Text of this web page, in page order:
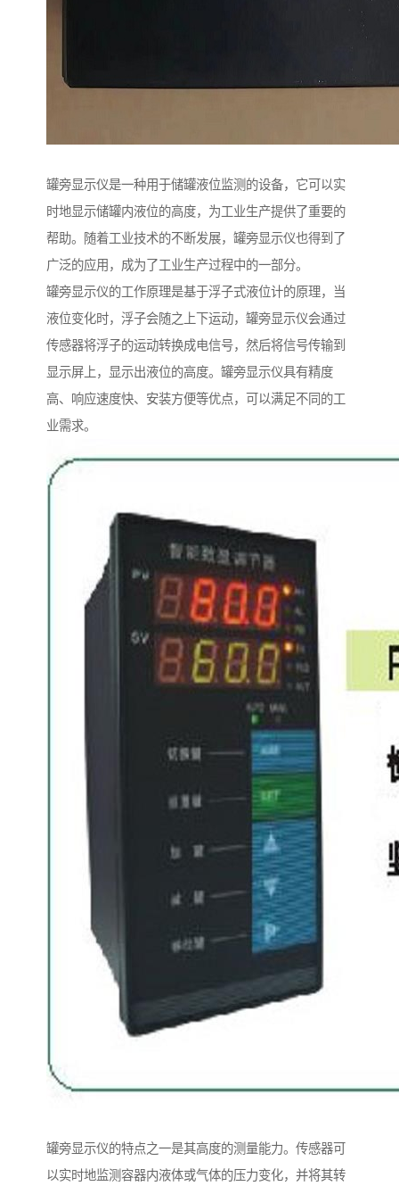
罐旁显示仪是一种用于储罐液位监测的设备，它可以实
时地显示储罐内液位的高度，为工业生产提供了重要的
帮助。随着工业技术的不断发展，罐旁显示仪也得到了
广泛的应用，成为了工业生产过程中的一部分。
罐旁显示仪的工作原理是基于浮子式液位计的原理，当
液位变化时，浮子会随之上下运动，罐旁显示仪会通过
传感器将浮子的运动转换成电信号，然后将信号传输到
显示屏上，显示出液位的高度。罐旁显示仪具有精度
高、响应速度快、安装方便等优点，可以满足不同的工
业需求。
罐旁显示仪的特点之一是其高度的测量能力。传感器可
以实时地监测容器内液体或气体的压力变化，并将其转